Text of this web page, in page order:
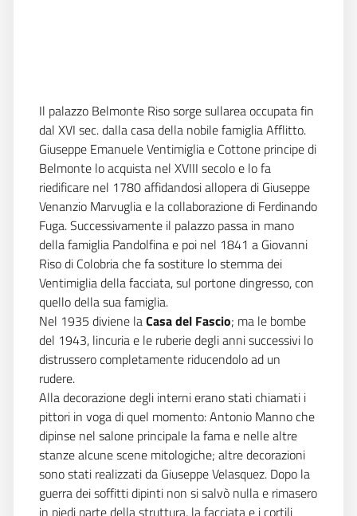
Il palazzo Belmonte Riso sorge sullarea occupata fin
dal XVI sec. dalla casa della nobile famiglia Afflitto.
Giuseppe Emanuele Ventimiglia e Cottone principe di
Belmonte lo acquista nel XVIII secolo e lo fa
riedificare nel 1780 affidandosi allopera di Giuseppe
Venanzio Marvuglia e la collaborazione di Ferdinando
Fuga. Successivamente il palazzo passa in mano
della famiglia Pandolfina e poi nel 1841 a Giovanni
Riso di Colobria che fa sostiture lo stemma dei
Ventimiglia della facciata, sul portone dingresso, con
quello della sua famiglia.
Nel 1935 diviene la Casa del Fascio; ma le bombe
del 1943, lincuria e le ruberie degli anni successivi lo
distrussero completamente riducendolo ad un
rudere.
Alla decorazione degli interni erano stati chiamati i
pittori in voga di quel momento: Antonio Manno che
dipinse nel salone principale la fama e nelle altre
stanze alcune scene mitologiche; altre decorazioni
sono stati realizzati da Giuseppe Velasquez. Dopo la
guerra dei soffitti dipinti non si salvò nulla e rimasero
in piedi parte della struttura, la facciata e i cortili